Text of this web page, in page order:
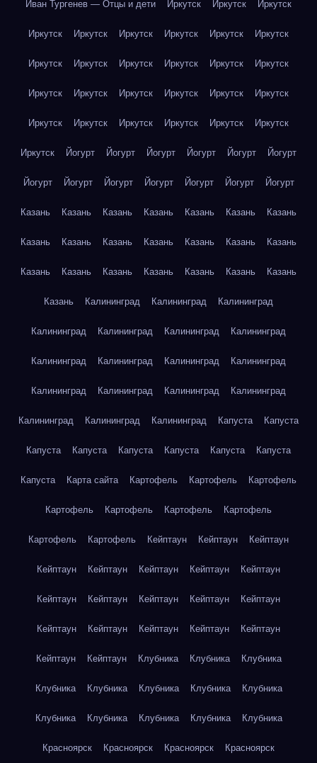
Иван Тургенев — Отцы и дети Иркутск Иркутск Иркутск
Иркутск Иркутск Иркутск Иркутск Иркутск Иркутск
Иркутск Иркутск Иркутск Иркутск Иркутск Иркутск
Иркутск Иркутск Иркутск Иркутск Иркутск Иркутск
Иркутск Иркутск Иркутск Иркутск Иркутск Иркутск
Иркутск Йогурт Йогурт Йогурт Йогурт Йогурт Йогурт
Йогурт Йогурт Йогурт Йогурт Йогурт Йогурт Йогурт
Казань Казань Казань Казань Казань Казань Казань
Казань Казань Казань Казань Казань Казань Казань
Казань Казань Казань Казань Казань Казань Казань
Казань Калининград Калининград Калининград
Калининград Калининград Калининград Калининград
Калининград Калининград Калининград Калининград
Калининград Калининград Калининград Калининград
Калининград Калининград Калининград Капуста Капуста
Капуста Капуста Капуста Капуста Капуста Капуста
Капуста Карта сайта Картофель Картофель Картофель
Картофель Картофель Картофель Картофель
Картофель Картофель Кейптаун Кейптаун Кейптаун
Кейптаун Кейптаун Кейптаун Кейптаун Кейптаун
Кейптаун Кейптаун Кейптаун Кейптаун Кейптаун
Кейптаун Кейптаун Кейптаун Кейптаун Кейптаун
Кейптаун Кейптаун Клубника Клубника Клубника
Клубника Клубника Клубника Клубника Клубника
Клубника Клубника Клубника Клубника Клубника
Красноярск Красноярск Красноярск Красноярск